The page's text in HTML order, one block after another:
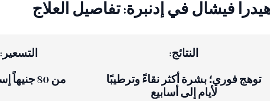
فيشال في إدنبرة: تفاصيل العلاج
النتائج:
توهج فوري؛ بشرة أكثر نقاءً وترطيبًا
لأيام إلى أسابيع
التسعير:
من 80 جنيهاً إسترلينياً